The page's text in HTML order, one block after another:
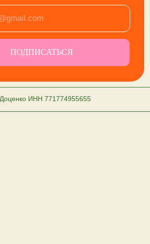
ИНН 771774955655